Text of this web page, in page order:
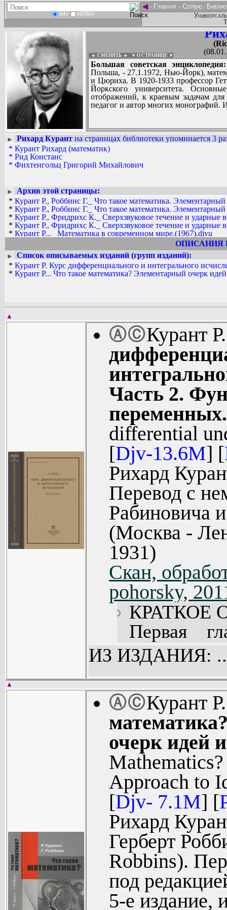
«И» «ИЛИ»
◄- Главная - Сервис-
◄ СМЕНИТЬ ► ▼ О СТРАНИЦЕ ▼
Большая советская энциклопедия:
Польша, - 27.1.1972, Нью-Йорк),
и Цюриха. В 1920-1933 профессор
Йоркского университета.
отображений, к краевым задачам
педагог и автор многих
Вадим Ершов...
► Рихард Курант на страницах библиотеки упоминается 3
* Курант Рихард (математик)
* Рид Констанс
* Фихтенгольц Григорий Михайлович
►
Архив этой страницы:
* Курант Р., Роббинс Г._ Что такое математика.
* Курант Р., Роббинс Г._ Что такое математика.
* Курант Р., Фридрихс К._ Сверхзвуковое течение и ударные
* Курант Р., Фридрихс К._ Сверхзвуковое течение и ударные
* Курант Р..._ Математика в современном мире.(1967).djvu
Курант Р..._ Математика в современном мире.(1967).pdf
*Курант Р._ Принцип Дирихле, конформные отображения и
*Курант Р._ Принцип Дирихле, конформные отображения и
* Kurant_R...__Chto_takoe_matematika.(2010).[djv].zip
* Kurant_R...__Chto_takoe_matematika.(2010).[pdf].zip
ОПИСАНИЯ
►
Список описываемых изданий (групп изданий):
* Курант Р. Курс дифференциального и интегрального
* Курант Р... Что такое математика? Элементарный очерк
▲
ⒶⒸКурант
Часть 2.
переменных.
differential
[Djv-13.6M] [
Рихард
Перевод с
Рабиновича
(Москва -
1931)
Скан,
pohorsky,
КРАТКОЕ
Первая
основных
Вторая
(39).
Третья
и его
функций
(171).
Пятая
ИЗ ИЗДАНИЯ:
▲
ⒶⒸКурант
очерк идей
Approach to
[Djv- 7.1M] [
Рихард
Герберт
Robbins).
под
5-е издание,